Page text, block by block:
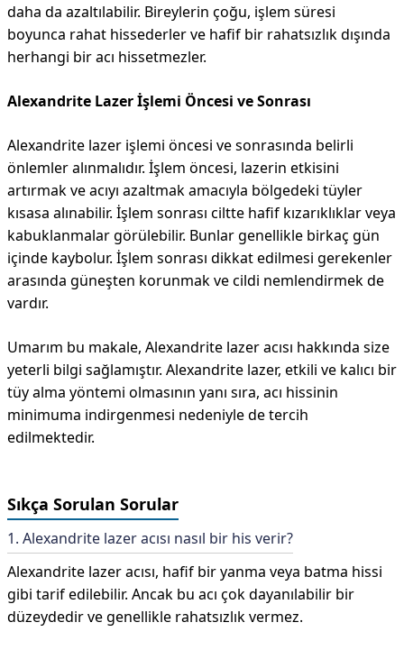
daha da azaltılabilir. Bireylerin çoğu, işlem süresi
boyunca rahat hissederler ve hafif bir rahatsızlık dışında
herhangi bir acı hissetmezler.
Alexandrite Lazer İşlemi Öncesi ve Sonrası
Alexandrite lazer işlemi öncesi ve sonrasında belirli
önlemler alınmalıdır. İşlem öncesi, lazerin etkisini
artırmak ve acıyı azaltmak amacıyla bölgedeki tüyler
kısasa alınabilir. İşlem sonrası ciltte hafif kızarıklıklar veya
kabuklanmalar görülebilir. Bunlar genellikle birkaç gün
içinde kaybolur. İşlem sonrası dikkat edilmesi gerekenler
arasında güneşten korunmak ve cildi nemlendirmek de
vardır.
Umarım bu makale, Alexandrite lazer acısı hakkında size
yeterli bilgi sağlamıştır. Alexandrite lazer, etkili ve kalıcı bir
tüy alma yöntemi olmasının yanı sıra, acı hissinin
minimuma indirgenmesi nedeniyle de tercih
edilmektedir.
Sıkça Sorulan Sorular
1. Alexandrite lazer acısı nasıl bir his verir?
Alexandrite lazer acısı, hafif bir yanma veya batma hissi
gibi tarif edilebilir. Ancak bu acı çok dayanılabilir bir
düzeydedir ve genellikle rahatsızlık vermez.